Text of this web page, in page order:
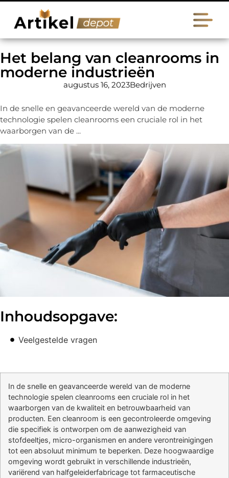
Het belang van cleanrooms in
moderne industrieën
augustus 16, 2023Bedrijven
In de snelle en geavanceerde wereld van de moderne
technologie spelen cleanrooms een cruciale rol in het
waarborgen van de ...
Inhoudsopgave:
Veelgestelde vragen
In de snelle en geavanceerde wereld van de moderne
technologie spelen cleanrooms een cruciale rol in het
waarborgen van de kwaliteit en betrouwbaarheid van
producten. Een cleanroom is een gecontroleerde omgeving
die specifiek is ontworpen om de aanwezigheid van
stofdeeltjes, micro-organismen en andere verontreinigingen
tot een absoluut minimum te beperken. Deze hoogwaardige
omgeving wordt gebruikt in verschillende industrieën,
variërend van halfgeleiderfabricage tot farmaceutische